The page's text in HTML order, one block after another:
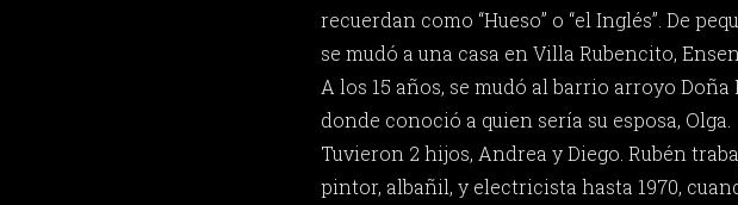
recuerdan como “Hueso” o “el Inglés”. De
se mudó a una casa en Villa Rubencito,
A los 15 años, se mudó al barrio arroyo Doña
donde conoció a quien sería su esposa, Olga.
Tuvieron 2 hijos, Andrea y Diego. Rubén
pintor, albañil, y electricista hasta 1970,